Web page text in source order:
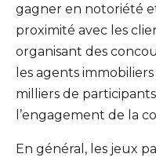
gagner en notoriété
proximité avec les
organisant des
les agents
milliers de
l’engagement de la
En général, les jeux